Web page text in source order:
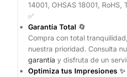
14001, OHSAS 18001, RoHS,
✅
Garantía Total 🔄
Compra con total
nuestra prioridad. Consulta
garantía y disfruta de un
Optimiza tus Impresiones ✨